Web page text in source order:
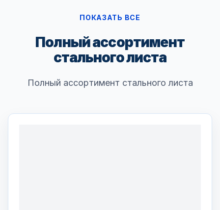
ПОКАЗАТЬ ВСЕ
Полный ассортимент
стального листа
Полный ассортимент стального листа